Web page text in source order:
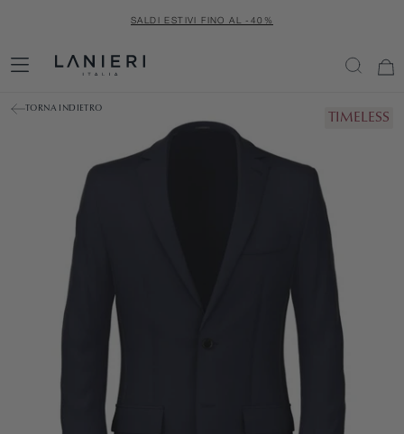
SALDI ESTIVI FINO AL -40%
TORNA INDIETRO
TIMELESS